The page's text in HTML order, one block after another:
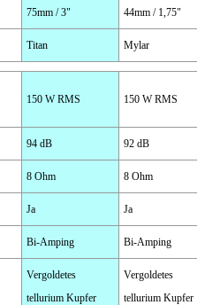
75mm / 3" 44mm / 1,75"
Titan Mylar
150 W RMS 150 W RMS
94 dB 92 dB
8 Ohm 8 Ohm
Ja Ja
Bi-Amping Bi-Amping
Vergoldetes
tellurium Kupfer
Vergoldetes
tellurium Kupfer